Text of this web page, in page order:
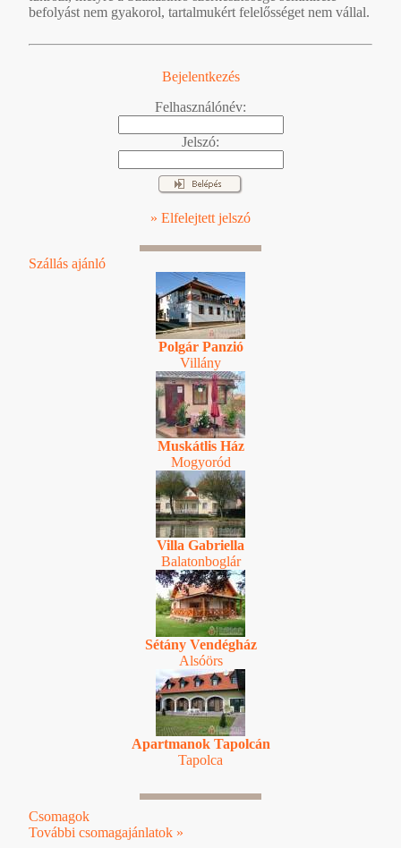
befolyást nem gyakorol, tartalmukért felelősséget nem vállal.
Bejelentkezés
Felhasználónév:
Jelszó:
» Elfelejtett jelszó
Szállás ajánló
Polgár Panzió
Villány
Muskátlis Ház
Mogyoród
Villa Gabriella
Balatonboglár
Sétány Vendégház
Alsóörs
Apartmanok Tapolcán
Tapolca
Csomagok
További csomagajánlatok »